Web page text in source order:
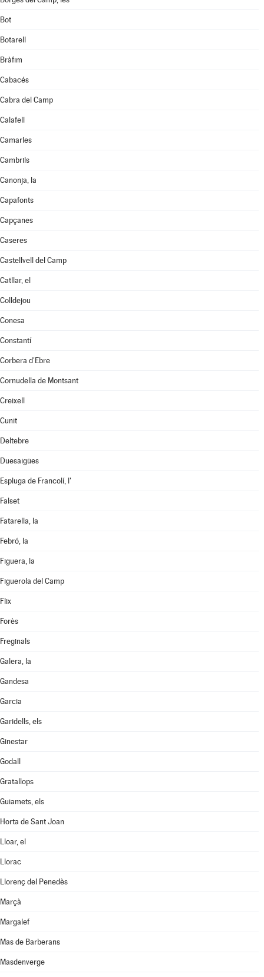
Bot
Botarell
Bràfim
Cabacés
Cabra del Camp
Calafell
Camarles
Cambrils
Canonja, la
Capafonts
Capçanes
Caseres
Castellvell del Camp
Catllar, el
Colldejou
Conesa
Constantí
Corbera d'Ebre
Cornudella de Montsant
Creixell
Cunit
Deltebre
Duesaigües
Espluga de Francolí, l'
Falset
Fatarella, la
Febró, la
Figuera, la
Figuerola del Camp
Flix
Forès
Freginals
Galera, la
Gandesa
Garcia
Garidells, els
Ginestar
Godall
Gratallops
Guiamets, els
Horta de Sant Joan
Lloar, el
Llorac
Llorenç del Penedès
Marçà
Margalef
Mas de Barberans
Masdenverge